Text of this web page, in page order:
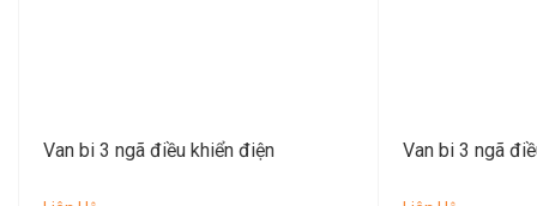
Van bi 3 ngã điều khiển điện Van bi 3 ngã